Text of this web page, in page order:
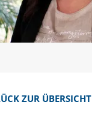
ZUR ÜBERSICHT